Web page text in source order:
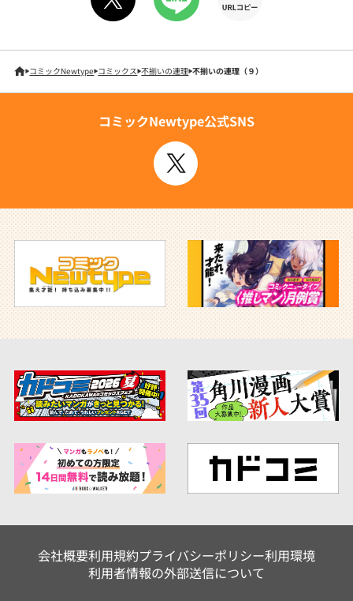
コミックNewtype コミックス 不揃いの連理 不揃いの連理（９）
コミックNewtype公式SNS
会社概要利用規約プライバシーポリシー利用環境
利用者情報の外部送信について